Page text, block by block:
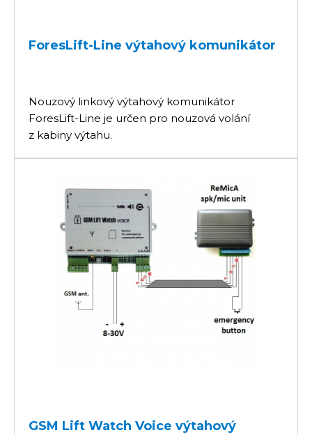
ForesLift-Line výtahový komunikátor
Nouzový linkový výtahový komunikátor
ForesLift-Line je určen pro nouzová volání
z kabiny výtahu.
GSM Lift Watch Voice výtahový